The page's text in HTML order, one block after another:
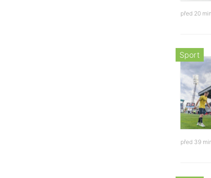
před 20
Sport
před 39